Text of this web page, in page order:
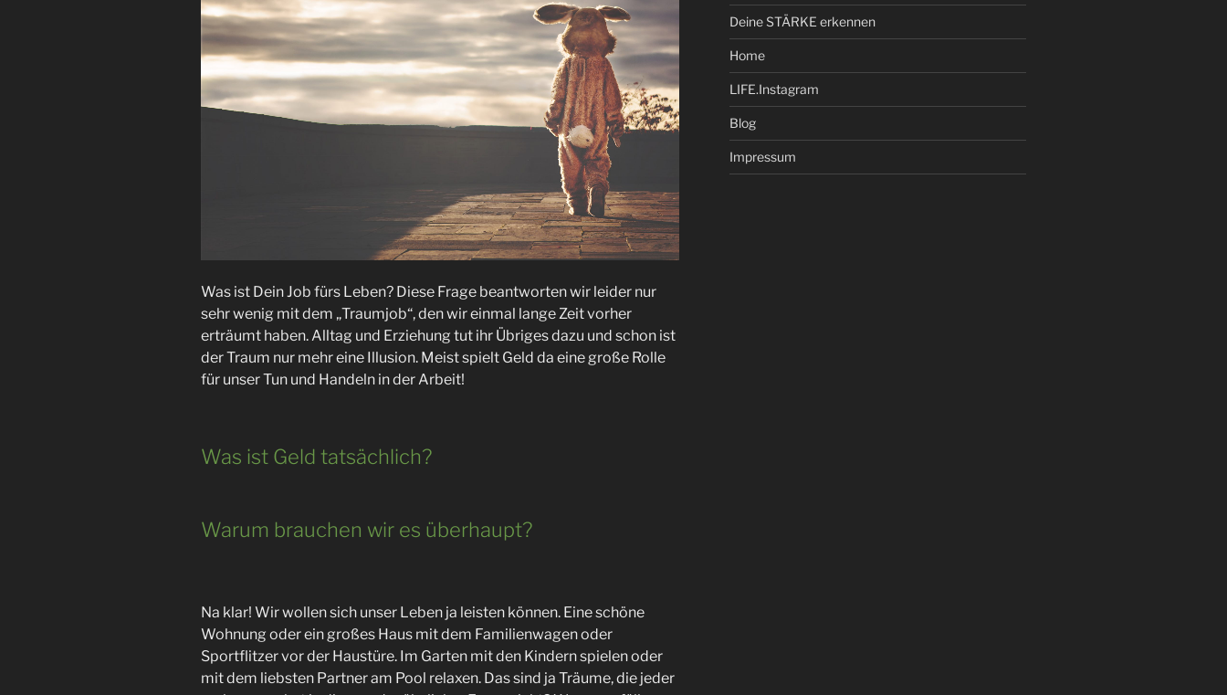
Was ist Dein Job fürs Leben? Diese Frage beantworten wir leider nur
sehr wenig mit dem „Traumjob“, den wir einmal lange Zeit vorher
erträumt haben. Alltag und Erziehung tut ihr Übriges dazu und schon ist
der Traum nur mehr eine Illusion. Meist spielt Geld da eine große Rolle
für unser Tun und Handeln in der Arbeit!
Was ist Geld tatsächlich?
Warum brauchen wir es überhaupt?
Na klar! Wir wollen sich unser Leben ja leisten können. Eine schöne
Wohnung oder ein großes Haus mit dem Familienwagen oder
Sportflitzer vor der Haustüre. Im Garten mit den Kindern spielen oder
mit dem liebsten Partner am Pool relaxen. Das sind ja Träume, die jeder
Deine STÄRKE erkennen
Home
LIFE.Instagram
Blog
Impressum